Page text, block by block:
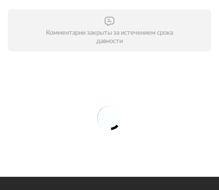
Комментарии закрыты за истечением срока
давности